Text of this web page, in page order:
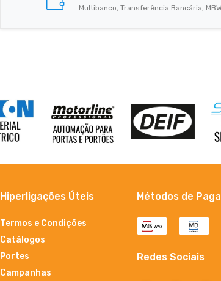
Multibanco, Transferência Bancária,
Hiperligações Úteis
Termos e Condições
Catálogos
Portes
Campanhas
Métodos de
Redes Sociais